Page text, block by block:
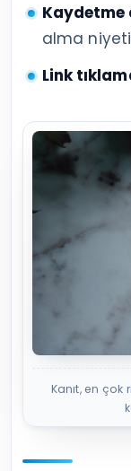
Kaydetme
alma
Link
Kanıt, en çok